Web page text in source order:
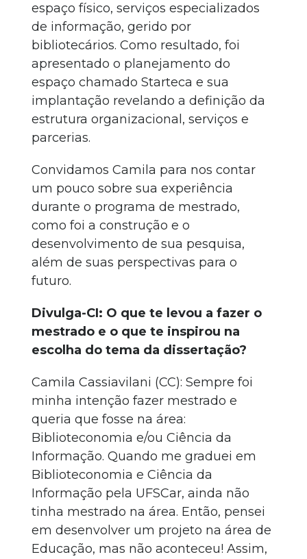
espaço físico, serviços especializados
de informação, gerido por
bibliotecários. Como resultado, foi
apresentado o planejamento do
espaço chamado Starteca e sua
implantação revelando a definição da
estrutura organizacional, serviços e
parcerias.
Convidamos Camila para nos contar
um pouco sobre sua experiência
durante o programa de mestrado,
como foi a construção e o
desenvolvimento de sua pesquisa,
além de suas perspectivas para o
futuro.
Divulga-CI: O que te levou a fazer o
mestrado e o que te inspirou na
escolha do tema da dissertação?
Camila Cassiavilani (CC): Sempre foi
minha intenção fazer mestrado e
queria que fosse na área:
Biblioteconomia e/ou Ciência da
Informação. Quando me graduei em
Biblioteconomia e Ciência da
Informação pela UFSCar, ainda não
tinha mestrado na área. Então, pensei
em desenvolver um projeto na área de
Educação, mas não aconteceu! Assim,